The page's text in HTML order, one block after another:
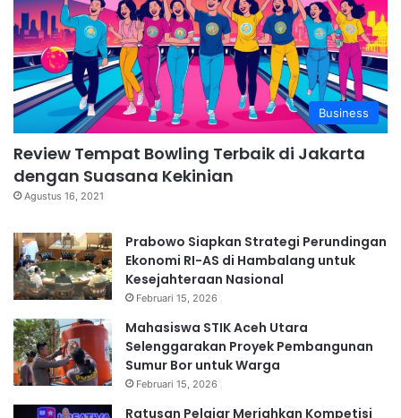
Business
Review Tempat Bowling Terbaik di Jakarta
dengan Suasana Kekinian
Agustus 16, 2021
Prabowo Siapkan Strategi Perundingan
Ekonomi RI-AS di Hambalang untuk
Kesejahteraan Nasional
Februari 15, 2026
Mahasiswa STIK Aceh Utara
Selenggarakan Proyek Pembangunan
Sumur Bor untuk Warga
Februari 15, 2026
Ratusan Pelajar Meriahkan Kompetisi